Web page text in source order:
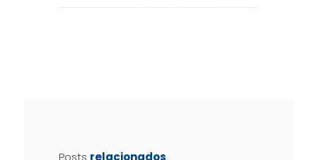
Posts relacionados